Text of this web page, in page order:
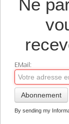
TIRAGES
CONTACT
0
62-
Ne
EMail:
Abonnement
By sending my